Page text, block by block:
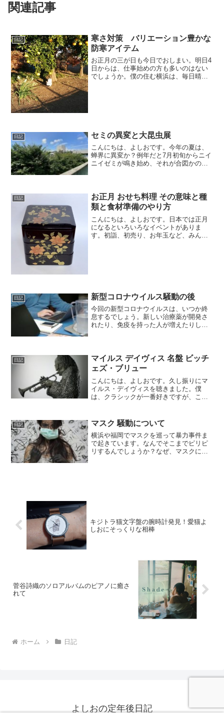
関連記事
日記
寒さ対策 バリエーション豊かな
防寒アイテム
お正月の三が日も今日でおしまい。明日4
日からは、仕事始めの方も多いのはない
でしょうか。僕の住む横浜は、毎日晴れ
日記 セミの異変と大昆虫展
こんにちは、よしおです。今年の夏は、
蝉界に異変か？例年だと7月初旬からニイ
ニイゼミが鳴き始め、それが合図かのよ
と大合唱になるのです...
日記
お正月 おせち料理 その意味と種
類と食材準備のやり方
こんにちは、よしおです。日本では正月
になるといろいろなイベントがありま
す。初詣、初売り、お年玉など、みんな
日記 新型コロナウイルス騒動の後
今回の新型コロナウイルスは、いつか終
息するでしょう。新しい治療薬が開発さ
れたり、免疫を持った人が増えたりし
ことだけは確かです。
日記
マイルス デイヴィス 名盤 ビッチ
ェズ・ブリュー
こんにちは、よしおです。久し振りにマ
イルス・デイヴィスを聴きました。僕
は、クラシックが一番好きですが、この3
を書いてブログにアップしていした。も
ちろん飽きた訳ではありま...
日記 マスク 騒動について
横浜や福岡でマスクを巡って暴力事件ま
で起きています。なんでそこまでピリピ
リするんでしょうか？なぜ、マスクにそ
キジトラ猫文字盤の腕時計発見！愛猫よ
しおにそっくりな相棒
菅谷詩織のソロアルバムのピアノに癒さ
れて
ホーム 日記
よしおの定年後日記